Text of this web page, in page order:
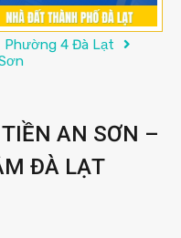
Phường 4 Đà Lạt
AN SƠN –
ĐÀ LẠT